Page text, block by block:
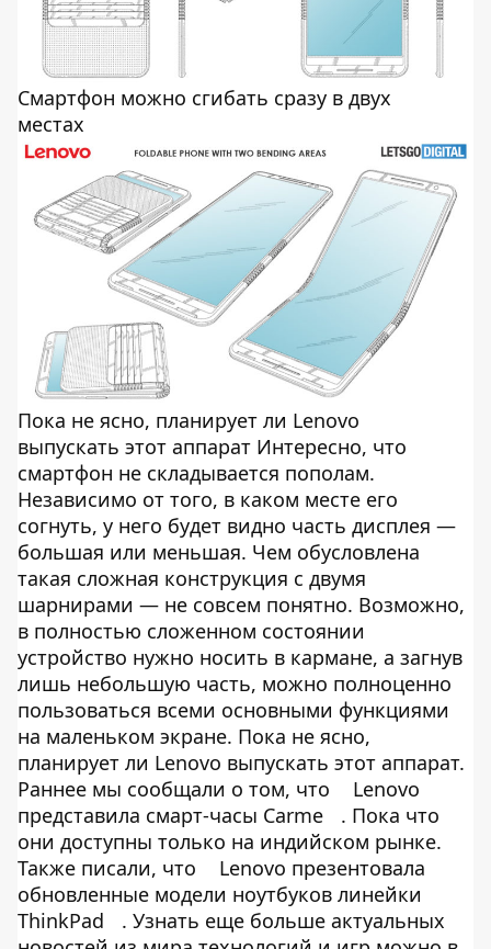
Смартфон можно сгибать сразу в двух
местах
Пока не ясно, планирует ли Lenovo
выпускать этот аппарат Интересно, что
смартфон не складывается пополам.
Независимо от того, в каком месте его
согнуть, у него будет видно часть дисплея —
большая или меньшая. Чем обусловлена
такая сложная конструкция с двумя
шарнирами — не совсем понятно. Возможно,
в полностью сложенном состоянии
устройство нужно носить в кармане, а загнув
лишь небольшую часть, можно полноценно
пользоваться всеми основными функциями
на маленьком экране. Пока не ясно,
планирует ли Lenovo выпускать этот аппарат.
Раннее мы сообщали о том, что
Lenovo
представила смарт-часы Carme
. Пока что
они доступны только на индийском рынке.
Также писали, что
Lenovo презентовала
обновленные модели ноутбуков линейки
ThinkPad
. Узнать еще больше актуальных